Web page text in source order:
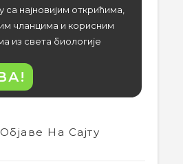
са најновијим открићима,
чланцима и корисним
из света биологије
На Сајту